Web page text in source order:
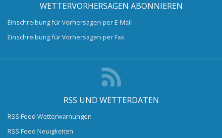
WETTERVORHERSAGEN ABONNIEREN
Einschreibung für Vorhersagen per E-Mail
Einschreibung für Vorhersagen per Fax
RSS UND WETTERDATEN
RSS Feed Wetterwarnungen
RSS Feed Neuigkeiten